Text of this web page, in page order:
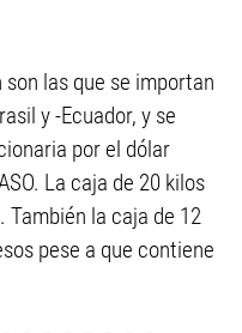
las que se importan
y -Ecuador, y se
por el dólar
La caja de 20 kilos
También la caja de 12
pese a que contiene